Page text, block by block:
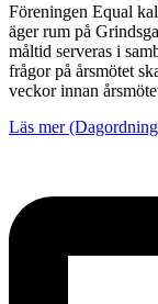
Föreningen Equal
äger rum på
måltid serveras i
frågor på årsmötet
veckor innan
Läs mer